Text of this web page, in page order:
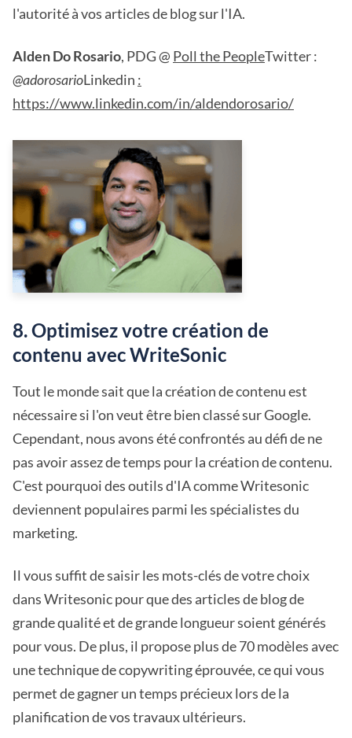
l'autorité à vos articles de blog sur l'IA.
Alden Do Rosario, PDG @ Poll the PeopleTwitter :
@adorosarioLinkedin :
https://www.linkedin.com/in/aldendorosario/
8. Optimisez votre création de
contenu avec WriteSonic
Tout le monde sait que la création de contenu est
nécessaire si l'on veut être bien classé sur Google.
Cependant, nous avons été confrontés au défi de ne
pas avoir assez de temps pour la création de contenu.
C'est pourquoi des outils d'IA comme Writesonic
deviennent populaires parmi les spécialistes du
marketing.
Il vous suffit de saisir les mots-clés de votre choix
dans Writesonic pour que des articles de blog de
grande qualité et de grande longueur soient générés
pour vous. De plus, il propose plus de 70 modèles avec
une technique de copywriting éprouvée, ce qui vous
permet de gagner un temps précieux lors de la
planification de vos travaux ultérieurs.